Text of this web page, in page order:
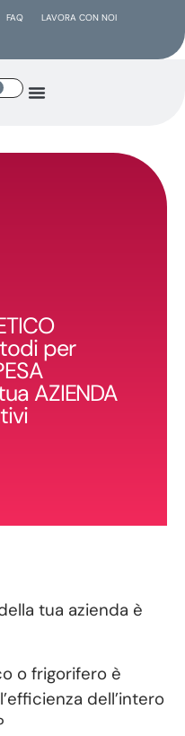
FAQ LAVORA CON NOI
per
AZIENDA
tua azienda è
o frigorifero è
dell’intero